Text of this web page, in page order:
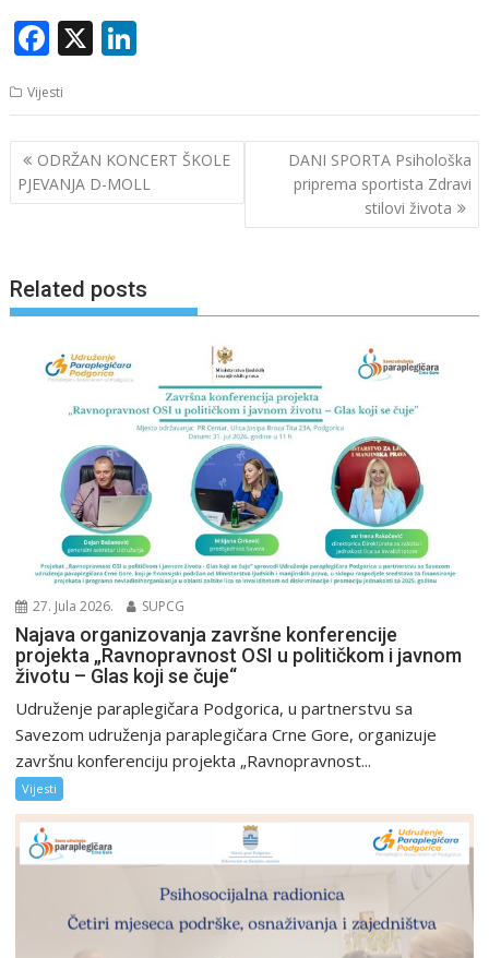
F
e
b
o
o
X
k
e
dI
n
Vijesti
Navigacija
članaka
ODRŽAN KONCERT ŠKOLE
PJEVANJA D-MOLL
DANI SPORTA Psihološka
priprema sportista Zdravi
stilovi života
Related posts
27. Jula 2026. SUPCG
Najava organizovanja završne konferencije
projekta „Ravnopravnost OSI u političkom i javnom
životu – Glas koji se čuje“
Udruženje paraplegičara Podgorica, u partnerstvu sa
Savezom udruženja paraplegičara Crne Gore, organizuje
završnu konferenciju projekta „Ravnopravnost...
Vijesti